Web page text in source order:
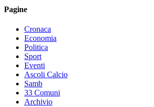
Pagine
Cronaca
Economia
Politica
Sport
Eventi
Ascoli Calcio
Samb
33 Comuni
Archivio